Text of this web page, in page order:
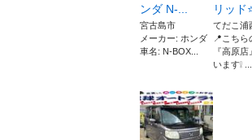
ンダ N-...
宮古島市
メーカー: ホンダ
車名: N-BOX...
リッド
てだこ浦
📍こちら
『高原
います❕ ...